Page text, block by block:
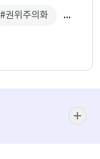
#권위주의화